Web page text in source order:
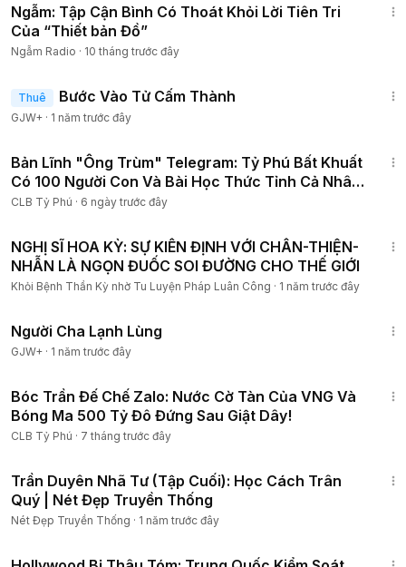
Ngẫm: Tập Cận Bình Có Thoát Khỏi Lời Tiên Tri
Của “Thiết bản Đồ”
Ngẫm Radio · 10 tháng trước đây
Thuê Bước Vào Tử Cấm Thành
GJW+ · 1 năm trước đây
Bản Lĩnh "Ông Trùm" Telegram: Tỷ Phú Bất Khuất
Có 100 Người Con Và Bài Học Thức Tỉnh Cả Nhân
Loại!
CLB Tỷ Phú · 6 ngày trước đây
NGHỊ SĨ HOA KỲ: SỰ KIÊN ĐỊNH VỚI CHÂN-THIỆN-
NHẪN LÀ NGỌN ĐUỐC SOI ĐƯỜNG CHO THẾ GIỚI
Khỏi Bệnh Thần Kỳ nhờ Tu Luyện Pháp Luân Công · 1 năm trước đây
Người Cha Lạnh Lùng
GJW+ · 1 năm trước đây
Bóc Trần Đế Chế Zalo: Nước Cờ Tàn Của VNG Và
Bóng Ma 500 Tỷ Đô Đứng Sau Giật Dây!
CLB Tỷ Phú · 7 tháng trước đây
Trần Duyên Nhã Tư (Tập Cuối): Học Cách Trân
Quý | Nét Đẹp Truyền Thống
Nét Đẹp Truyền Thống · 1 năm trước đây